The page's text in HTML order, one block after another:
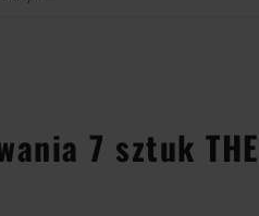
7 sztuk THE